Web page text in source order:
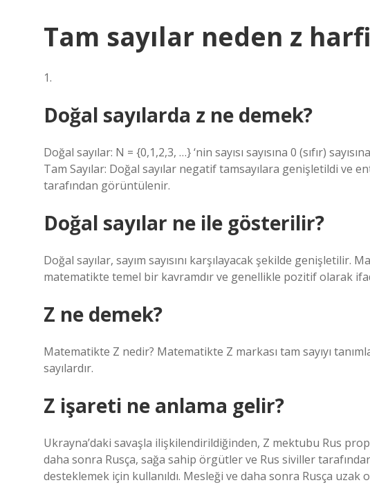
Tam sayılar neden z
1.
Doğal sayılarda z ne demek?
Doğal sayılar: N = {0,1,2,3, …} ‘nin sayısı sayısına 0 (sıfır)
Tam Sayılar: Doğal sayılar negatif tamsayılara genişletildi ve
tarafından görüntülenir.
Doğal sayılar ne ile gösterilir?
Doğal sayılar, sayım sayısını karşılayacak şekilde
matematikte temel bir kavramdır ve genellikle pozitif olarak
Z ne demek?
Matematikte Z nedir? Matematikte Z markası tam sayıyı
sayılardır.
Z işareti ne anlama gelir?
Ukrayna’daki savaşla ilişkilendirildiğinden, Z mektubu Rus
daha sonra Rusça, sağa sahip örgütler ve Rus siviller
desteklemek için kullanıldı. Mesleği ve daha sonra Rusça